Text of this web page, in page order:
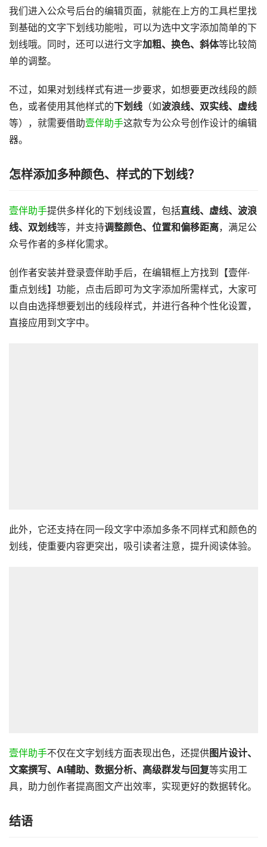
我们进入公众号后台的编辑页面，就能在上方的工具栏里找
到基础的文字下划线功能啦，可以为选中文字添加简单的下
划线哦。同时，还可以进行文字加粗、换色、斜体等比较简
单的调整。
不过，如果对划线样式有进一步要求，如想要更改线段的颜
色，或者使用其他样式的下划线 （如波浪线、双实线、虚线
等），就需要借助壹伴助手这款专为公众号创作设计的编辑
器。
怎样添加多种颜色、样式的下划线？
壹伴助手提供多样化的下划线设置，包括直线、虚线、波浪
线、双划线等，并支持调整颜色、位置和偏移距离，满足公
众号作者的多样化需求。
创作者安装并登录壹伴助手后，在编辑框上方找到【壹伴·
重点划线】功能，点击后即可为文字添加所需样式，大家可
以自由选择想要划出的线段样式，并进行各种个性化设置，
直接应用到文字中。
此外，它还支持在同一段文字中添加多条不同样式和颜色的
划线，使重要内容更突出，吸引读者注意，提升阅读体验。
壹伴助手不仅在文字划线方面表现出色，还提供图片设计、
文案撰写、AI辅助、数据分析、高级群发与回复等实用工
具，助力创作者提高图文产出效率，实现更好的数据转化。
结语